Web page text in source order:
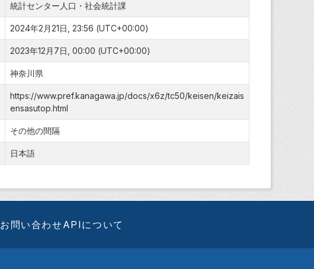
統計センター人口・社会統計課
2024年2月21日, 23:56 (UTC+00:00)
2023年12月7日, 00:00 (UTC+00:00)
神奈川県
https://www.pref.kanagawa.jp/docs/x6z/tc50/keisen/keizais
ensasutop.html
その他の間隔
日本語
お問い合わせAPIについて